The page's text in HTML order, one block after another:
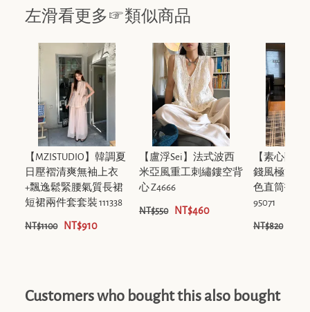
左滑看更多☞類似商品
【MZISTUDIO】韓調夏
日壓褶清爽無袖上衣
+飄逸鬆緊腰氣質長裙
短裙兩件套套裝 111338
NT$1100 NT$910
【盧浮Sei】法式波西
米亞風重工刺繡鏤空背
心 Z4666
NT$550 NT$460
【素心蘭/
錢風極簡高
色直筒拖地
95071
NT$820
Customers who bought this also bought